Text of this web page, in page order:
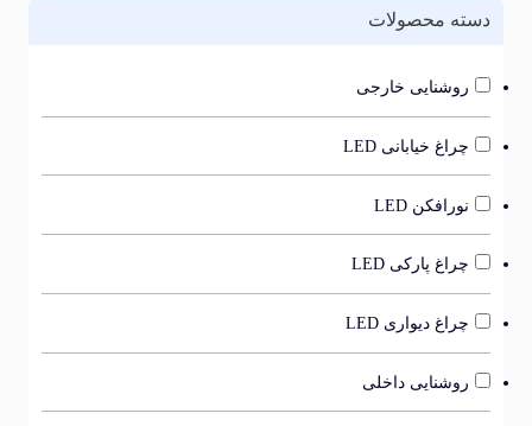
محصولات
روشنایی خارجی
چراغ خیابانی LED
نورافکن LED
چراغ پارکی LED
چراغ دیواری LED
روشنایی داخلی